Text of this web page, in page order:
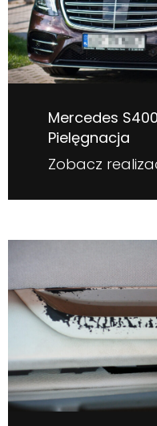
Mercedes
Pielęgnacja
Zobacz